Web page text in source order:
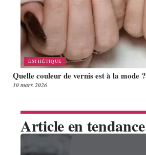
ESTHÉTIQUE
Quelle couleur de vernis est à la mode ?
10 mars 2026
Article en tendance